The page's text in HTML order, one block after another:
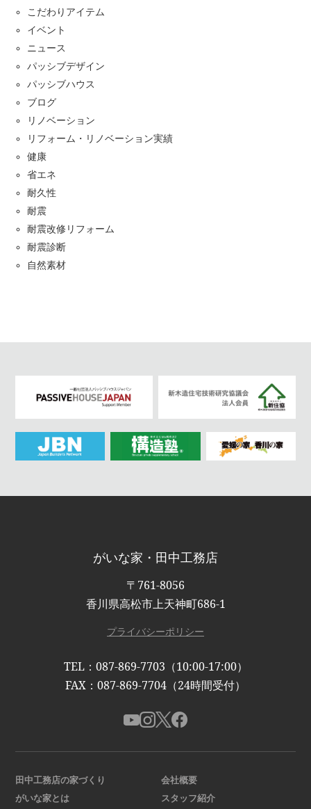
こだわりアイテム
イベント
ニュース
パッシブデザイン
パッシブハウス
ブログ
リノベーション
リフォーム・リノベーション実績
健康
省エネ
耐久性
耐震
耐震改修リフォーム
耐震診断
自然素材
がいな家・田中工務店
〒761-8056
香川県高松市上天神町686-1
プライバシーポリシー
TEL：087-869-7703（10:00-17:00）
FAX：087-869-7704（24時間受付）
田中工務店の家づくり
がいな家とは
会社概要
スタッフ紹介